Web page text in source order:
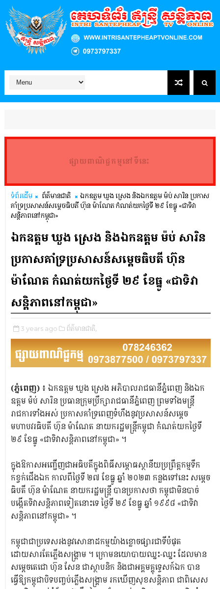
ផ្សាយពាណិជ្ជកម្មនៅទីនេះ
ទំព័រដើម ព័ត៌មានជាតិ
ឯកឧត្តម ឃួង ស្រេង និងឯកឧត្តម ម៉ប់ សារិន ប្រកាស
គាំទ្រប្រសាសន៍សម្តេចធិបតី ហ៊ុន ម៉ាណែត កំណត់យកថ្ងៃទី ២៩ ខែធ្នូ «ជាទិវា
សន្តិភាពនៅកម្ពុជា»
ឯកឧត្តម ឃួង ស្រេង និងឯកឧត្តម ម៉ប់ សារិន
ប្រកាសគាំទ្រប្រសាសន៍សម្តេចធិបតី ហ៊ុន
ម៉ាណែត កំណត់យកថ្ងៃទី ២៩ ខែធ្នូ «ជាទិវា
សន្តិភាពនៅកម្ពុជា»
3 years ago ព័ត៌មានជាតិ,
(ភ្នំពេញ)៖ ឯកឧត្តម ឃួង ស្រេង អភិបាលរាជធានីភ្នំពេញ និងឯក
ឧត្តម ម៉ប់ សារិន ប្រធានក្រុមប្រឹក្សារាជធានីភ្នំពេញ ព្រមទាំងមន្ដ្រី
រាជការទាំងអស់ ប្រកាសគាំទ្រពេញទំហឹងនូវប្រសាសន៍សម្តេច
មហាបវរធិបតី ហ៊ុន ម៉ាណែត នាយករដ្ឋមន្ត្រីកម្ពុជា កំណត់យកថ្ងៃទី
២៩ ខែធ្នូ «ជាទិវាសន្តិភាពនៅកម្ពុជា» ។
ក្នុងឱកាសអញ្ជើញជាអធិបតីក្នុងពិធីសម្ពោធស្ថានីយប្រព្រឹត្តកម្មទឹក
កខ្វក់ជើងឯក កាលពីថ្ងៃទី ២៧ ខែធ្នូ ឆ្នាំ ២០២៣ កន្លងទៅនេះ សម្តេច
ធិបតី ហ៊ុន ម៉ាណែត នាយករដ្ឋមន្ត្រី បានប្រកាសថា កម្ពុជាមិនបាច់
បង្កើតទិវាសន្តិភាពទៀតនោះទេ ថ្ងៃទី ២៩ ខែធ្នូ ឆ្នាំ ១៩៩៨ «ជាទិវា
សន្តិភាពនៅកម្ពុជា» ។
កម្ពុជាជាប្រទេសរងនូវសោនាដកម្មយ៉ាងខ្លោចផ្សារជាទីបំផុត
ដោយសារតែភ្លើងសង្គ្រាម ។ ក្រោមនយោបាយឈ្នះ-ឈ្នះ ដែលមាន
សម្តេចតេជោ ហ៊ុន សែន ជាស្ថាបនិក និងជាអគ្គមគ្គុទ្ទេសក៍ឯក បាន
ធ្វើឱ្យកម្ពុជាបិទបញ្ចប់ភ្លើងសង្គ្រាម រកឃើញសុខសន្តិភាព ជាពិសេស